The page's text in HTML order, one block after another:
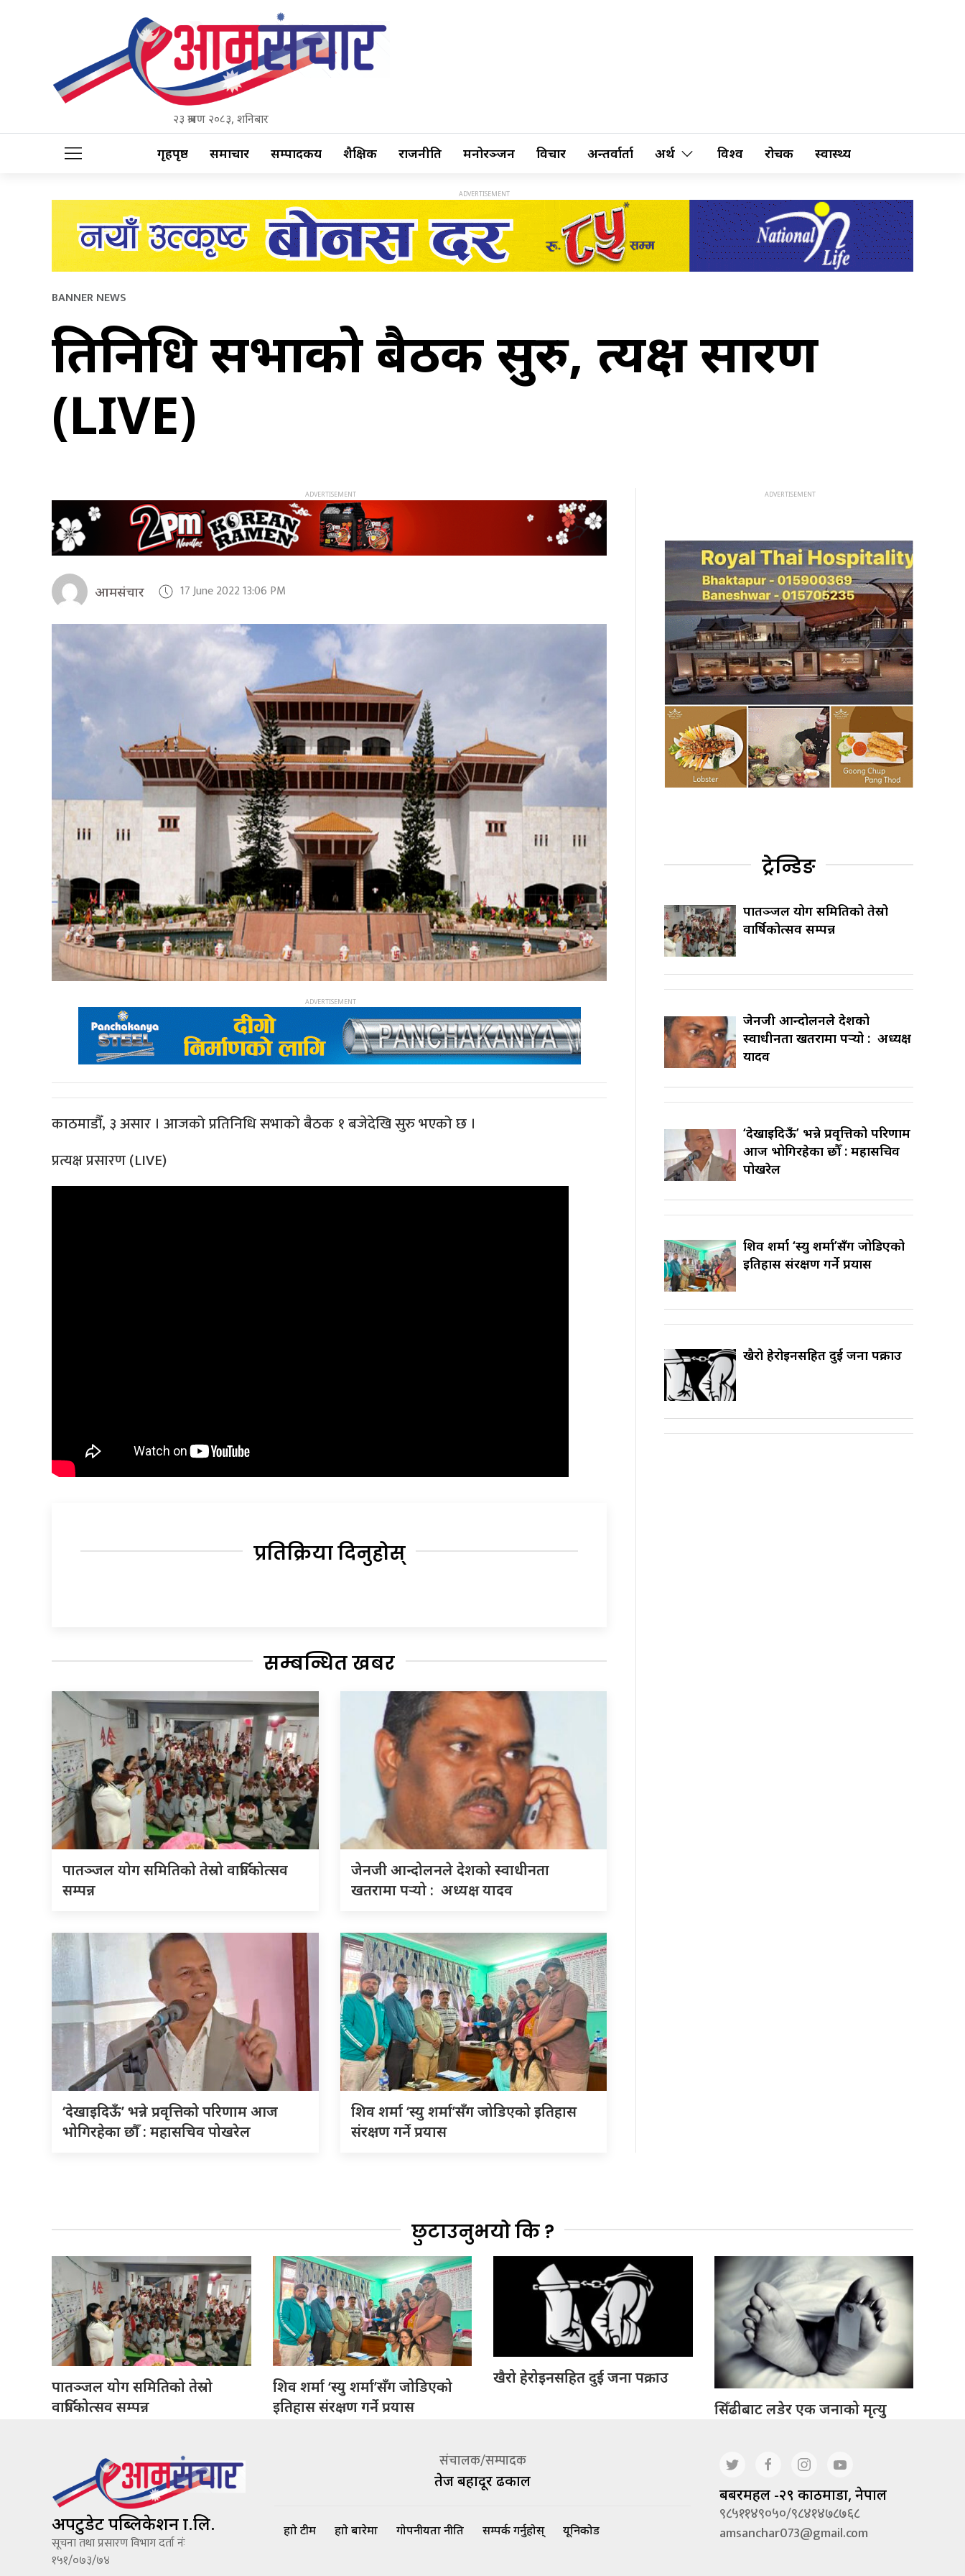
२३ श्रावण २०८३, शनिबार
गृहपृष्ठ समाचार सम्पादकीय शैक्षिक राजनीति मनोरञ्जन विचार अन्तर्वार्ता अर्थ विश्व रोचक स्वास्थ्य
BANNER NEWS
प्रतिनिधि सभाको बैठक सुरु, प्रत्यक्ष प्रसारण
(LIVE)
आमसंचार 17 June 2022 13:06 PM
काठमाडौँ, ३ असार । आजको प्रतिनिधि सभाको बैठक १ बजेदेखि सुरु भएको छ ।
प्रत्यक्ष प्रसारण (LIVE)
प्रतिक्रिया दिनुहोस्
सम्बन्धित खबर
पातञ्जल योग समितिको तेस्रो वार्षिकोत्सव
सम्पन्न
जेनजी आन्दोलनले देशको स्वाधीनता
खतरामा पर्‍यो : अध्यक्ष यादव
‘देखाइदिऊँ’ भन्ने प्रवृत्तिको परिणाम आज
भोगिरहेका छौँ : महासचिव पोखरेल
शिव शर्मा ‘स्यु शर्मा’सँग जोडिएको इतिहास
संरक्षण गर्ने प्रयास
ट्रेन्डिङ
पातञ्जल योग समितिको तेस्रो
वार्षिकोत्सव सम्पन्न
जेनजी आन्दोलनले देशको
स्वाधीनता खतरामा पर्‍यो : अध्यक्ष
यादव
‘देखाइदिऊँ’ भन्ने प्रवृत्तिको परिणाम
आज भोगिरहेका छौँ : महासचिव
पोखरेल
शिव शर्मा ‘स्यु शर्मा’सँग जोडिएको
इतिहास संरक्षण गर्ने प्रयास
खैरो हेरोइनसहित दुई जना पक्राउ
छुटाउनुभयो कि ?
पातञ्जल योग समितिको तेस्रो
वार्षिकोत्सव सम्पन्न
शिव शर्मा ‘स्यु शर्मा’सँग जोडिएको
इतिहास संरक्षण गर्ने प्रयास
खैरो हेरोइनसहित दुई जना पक्राउ
सिँढीबाट लडेर एक जनाको मृत्यु
अपटुडेट पब्लिकेशन प्रा.लि.
सूचना तथा प्रसारण विभाग दर्ता नंः
१५१/०७३/७४
संचालक/सम्पादक
तेज बहादूर ढकाल
हाम्रो टीम हाम्रो बारेमा गोपनीयता नीति सम्पर्क गर्नुहोस् यूनिकोड
बबरमहल -२९ काठमाडौं, नेपाल
९८५११४९०५०/९८४१४७८७६८
amsanchar073@gmail.com